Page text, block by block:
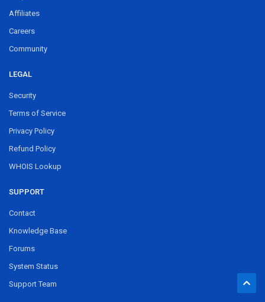
Affiliates
Careers
Community
LEGAL
Security
Terms of Service
Privacy Policy
Refund Policy
WHOIS Lookup
SUPPORT
Contact
Knowledge Base
Forums
System Status
Support Team